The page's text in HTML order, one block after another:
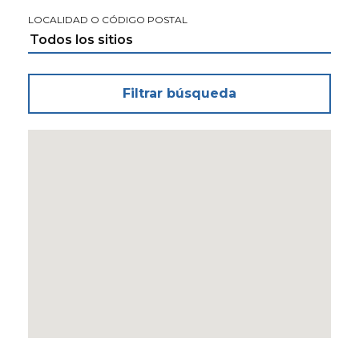
LOCALIDAD O CÓDIGO POSTAL
Filtrar búsqueda